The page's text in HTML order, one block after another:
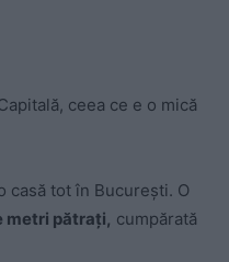
ceea ce e o mică
casă tot în București. O
metri pătrați, cumpărată